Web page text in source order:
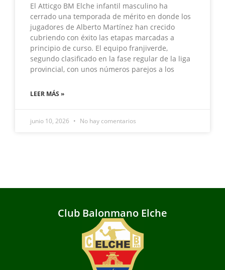
El Atticgo BM Elche infantil masculino ha
cerrado una temporada de mérito en donde los
jugadores de Alberto Martínez han crecido
cubriendo con éxito las etapas marcadas a
principio de curso. El equipo franjiverde,
segundo clasificado en la fase regular de la liga
provincial, con unos números parejos a los
LEER MÁS »
junio 10, 2026 No hay comentarios
Club Balonmano Elche